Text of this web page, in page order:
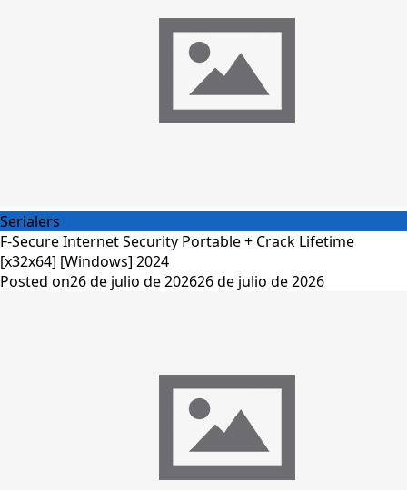
Serialers
F-Secure Internet Security Portable + Crack Lifetime
[x32x64] [Windows] 2024
Posted on26 de julio de 202626 de julio de 2026